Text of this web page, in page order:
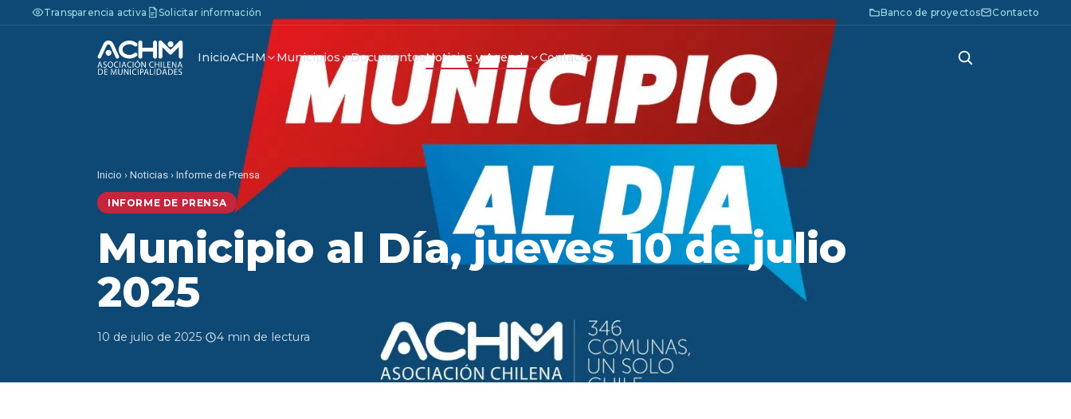
Transparencia activa Solicitar información Banco de proyectos Contacto
InicioACHM Municipios DocumentosNoticias y Agenda Contacto
Inicio › Noticias › Informe de Prensa
INFORME DE PRENSA
Municipio al Día, jueves 10 de julio
2025
10 de julio de 2025· 4 min de lectura